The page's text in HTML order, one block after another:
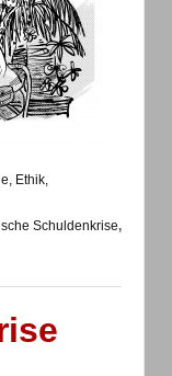
Ethik,
Schuldenkrise,